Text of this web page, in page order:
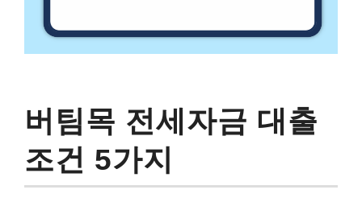
버팀목 전세자금 대출
조건 5가지